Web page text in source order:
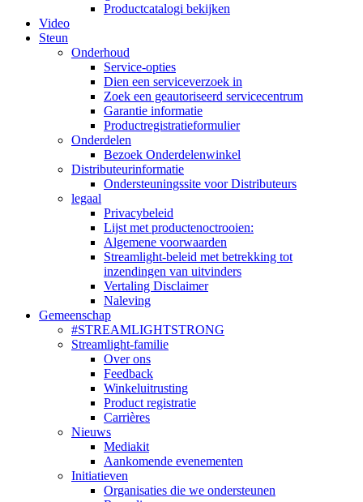
Productcatalogi bekijken
Video
Steun
Onderhoud
Service-opties
Dien een serviceverzoek in
Zoek een geautoriseerd servicecentrum
Garantie informatie
Productregistratieformulier
Onderdelen
Bezoek Onderdelenwinkel
Distributeurinformatie
Ondersteuningssite voor Distributeurs
legaal
Privacybeleid
Lijst met productenoctrooien:
Algemene voorwaarden
Streamlight-beleid met betrekking tot
inzendingen van uitvinders
Vertaling Disclaimer
Naleving
Gemeenschap
#STREAMLIGHTSTRONG
Streamlight-familie
Over ons
Feedback
Winkeluitrusting
Product registratie
Carrières
Nieuws
Mediakit
Aankomende evenementen
Initiatieven
Organisaties die we ondersteunen